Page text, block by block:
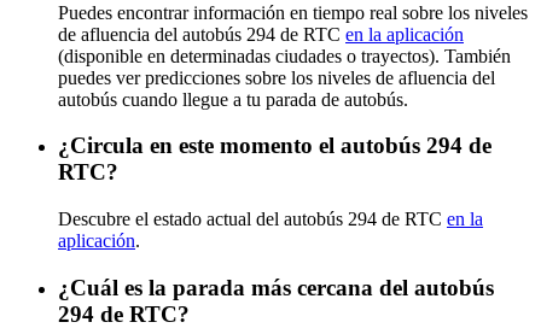
Puedes encontrar información en tiempo real sobre los niveles
de afluencia del autobús 294 de RTC en la aplicación
(disponible en determinadas ciudades o trayectos). También
puedes ver predicciones sobre los niveles de afluencia del
autobús cuando llegue a tu parada de autobús.
¿Circula en este momento el autobús 294 de
RTC?
Descubre el estado actual del autobús 294 de RTC en la
aplicación.
¿Cuál es la parada más cercana del autobús
294 de RTC?